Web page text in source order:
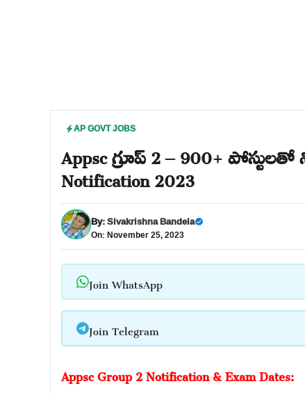
AP GOVT JOBS
Appsc గ్రూప్ 2 – 900+
Notification 2023
By:Sivakrishna Bandela
On: November 25, 2023
Join WhatsApp
Join Telegram
Appsc Group 2 Notification & Exam Dates: